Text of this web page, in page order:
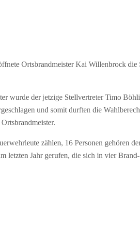
Ortsbrandmeister Kai Willenbrock die
wurde der jetzige Stellvertreter Timo
und somit durften die
zählen, 16 Personen gehören
letzten Jahr gerufen, die sich in vier